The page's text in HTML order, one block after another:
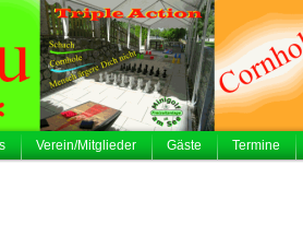
Verein/Mitglieder Gäste Termine